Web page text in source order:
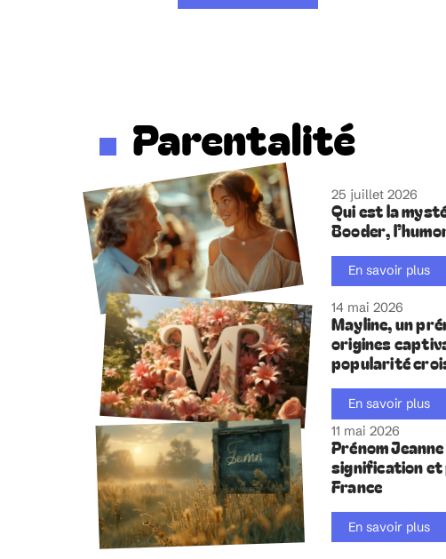
Parentalité
25 juillet 2026
Qui est la
Booder,
En savoir plus
14 mai 2026
Mayline, un
origines
popularité
En savoir plus
11 mai 2026
Prénom
signification
France
En savoir plus